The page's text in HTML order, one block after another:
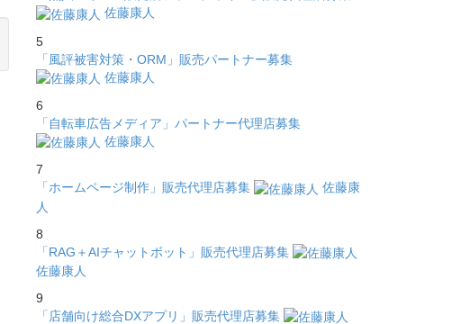
佐藤康人
5
「風評被害対策・ORM」販売パートナー募集
佐藤康人
6
「自転車広告メディア」パートナー代理店募集
佐藤康人
7
「ホームページ制作」販売代理店募集
佐藤康
人
8
「RAG＋AIチャットボット」販売代理店募集
佐藤康人
9
「店舗向け総合DXアプリ」販売代理店募集